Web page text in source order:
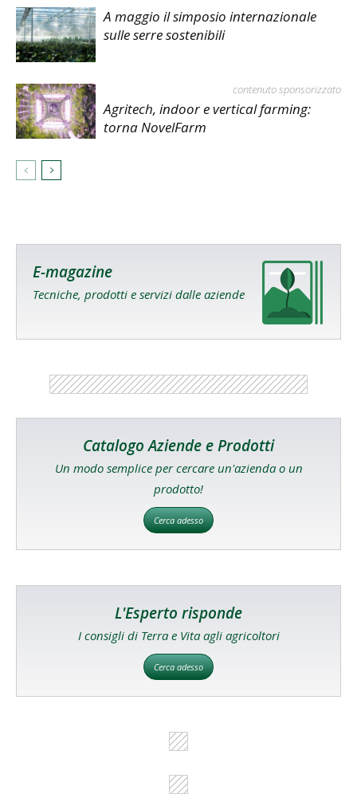
A maggio il simposio internazionale
sulle serre sostenibili
contenuto sponsorizzato
Agritech, indoor e vertical farming:
torna NovelFarm
E-magazine
Tecniche, prodotti e servizi dalle aziende
Catalogo Aziende e Prodotti
Un modo semplice per cercare un'azienda o un
prodotto!
Cerca adesso
L'Esperto risponde
I consigli di Terra e Vita agli agricoltori
Cerca adesso